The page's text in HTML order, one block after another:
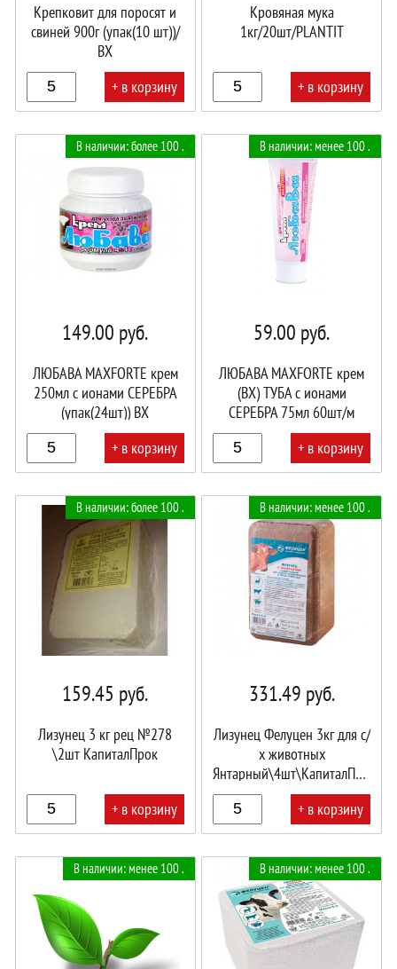
Крепковит для поросят и
свиней 900г (упак(10 шт))/
ВХ
+ в корзину
Кровяная мука
1кг/20шт/PLANTIT
+ в корзину
В наличии: более 100 .
149.00 руб.
ЛЮБАВА MAXFORTE крем
250мл с ионами СЕРЕБРА
(упак(24шт)) ВХ
+ в корзину
В наличии: менее 100 .
59.00 руб.
ЛЮБАВА МАХFORTE крем
(ВХ) ТУБА с ионами
СЕРЕБРА 75мл 60шт/м
(упак(60шт)
+ в корзину
В наличии: более 100 .
159.45 руб.
Лизунец 3 кг рец №278
\2шт КапиталПрок
+ в корзину
В наличии: менее 100 .
331.49 руб.
Лизунец Фелуцен 3кг для с/
х животных
Янтарный\4шт\КапиталПрок
+ в корзину
корзине!
В наличии: менее 100 . В наличии: менее 100 .